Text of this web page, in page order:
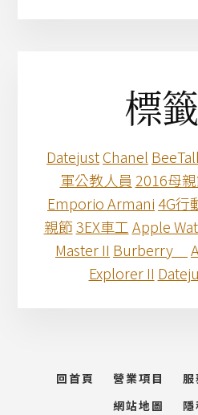
標
DatejustChanel
軍公教人員 2016母
Emporio Armani 4G行
親節3EX車工Apple
Master II Burberry
Explorer II
回首頁 營業項目
網站地圖